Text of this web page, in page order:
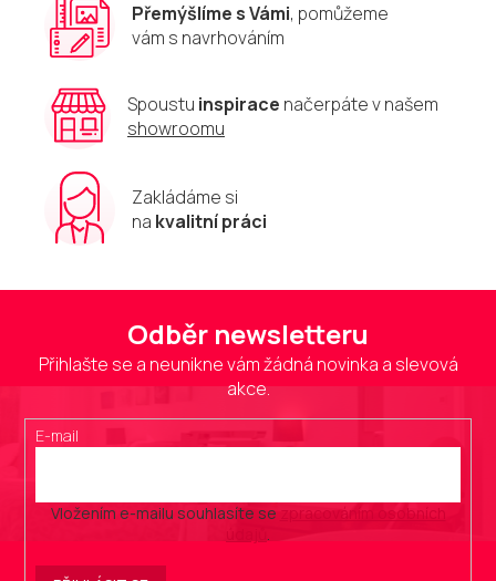
ý
p
u
Přemýšlíme s Vámi, pomůžeme
vám s navrhováním
Spoustu inspirace načerpáte v našem
showroomu
Zakládáme si
na kvalitní práci
Odběr newsletteru
Přihlašte se a neunikne vám žádná novinka a slevová
akce.
E-mail
Vložením e-mailu souhlasíte se zpracováním osobních
.